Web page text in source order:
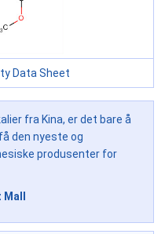
Data Sheet
fra Kina, er det bare å
den nyeste og
produsenter for